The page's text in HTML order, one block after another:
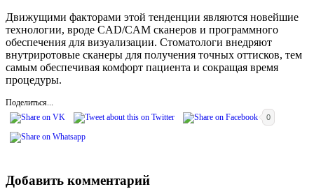
Движущими факторами этой тенденции являются новейшие
технологии, вроде CAD/CAM сканеров и программного
обеспечения для визуализации. Стоматологи внедряют
внутриротовые сканеры для получения точных оттисков, тем
самым обеспечивая комфорт пациента и сокращая время
процедуры.
Поделиться...
0
Добавить комментарий